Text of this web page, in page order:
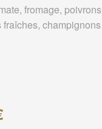
fromage,
fraîches, champignons